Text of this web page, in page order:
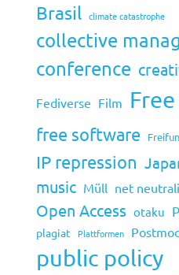
Brasil climate catastrophe
collective
conference
Fediverse Film
free software
IP repression
music Müll net
Open Access otaku
plagiat Plattformen
public policy